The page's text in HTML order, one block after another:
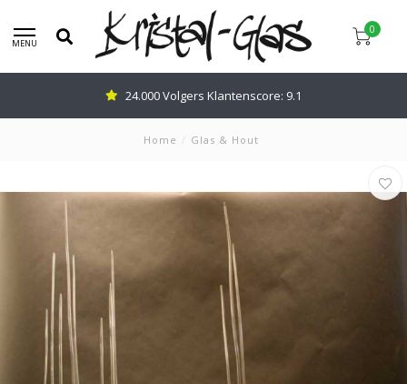
MENU
0
Advies nodig: Bel0345-637599
Home / Glas & Hout